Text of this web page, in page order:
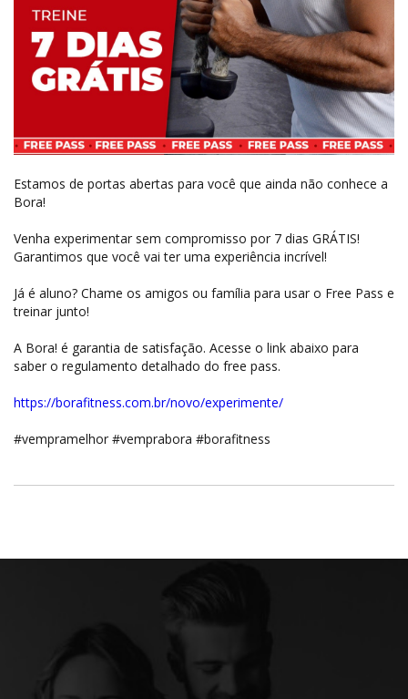
Estamos de portas abertas para você que ainda não conhece a
Bora!
Venha experimentar sem compromisso por 7 dias GRÁTIS!
Garantimos que você vai ter uma experiência incrível!
Já é aluno? Chame os amigos ou família para usar o Free Pass e
treinar junto!
A Bora! é garantia de satisfação. Acesse o link abaixo para
saber o regulamento detalhado do free pass.
https://borafitness.com.br/novo/experimente/
#vempramelhor #vemprabora #borafitness